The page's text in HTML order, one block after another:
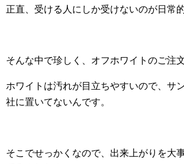
正直、受ける人にしか受けないのが日常
そんな中で珍しく、オフホワイトのご注
ホワイトは汚れが目立ちやすいので、サ
社に置いてないんです。
そこでせっかくなので、出来上がりを大